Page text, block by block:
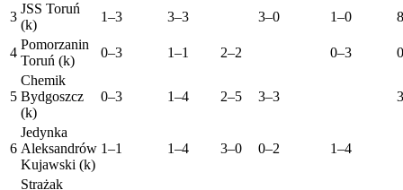
3
JSS Toruń
(k)
1–3 3–3 3–0 1–0
4
Pomorzanin
Toruń (k)
0–3 1–1 2–2 0–3
5
Chemik
Bydgoszcz
(k)
0–3 1–4 2–5 3–3
6
Jedynka
Aleksandrów
Kujawski (k)
1–1 1–4 3–0 0–2 1–4
Strażak